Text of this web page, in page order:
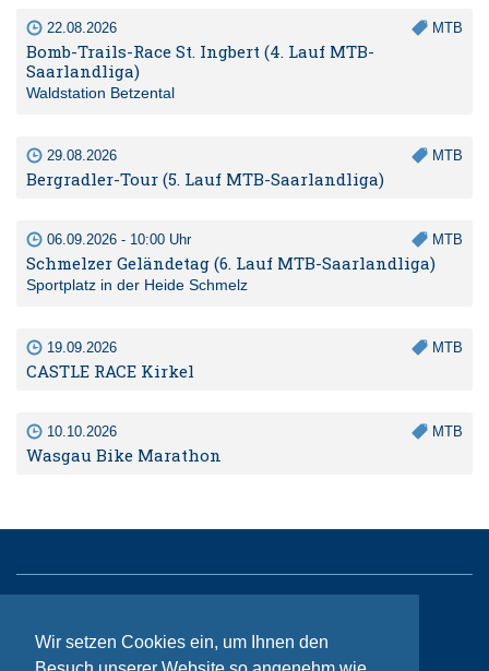
Wir setzen Cookies ein, um Ihnen den
22.08.2026 MTB
Bomb-Trails-Race St. Ingbert (4. Lauf MTB-
Saarlandliga)
Waldstation Betzental
29.08.2026 MTB
Bergradler-Tour (5. Lauf MTB-Saarlandliga)
06.09.2026 - 10:00 Uhr MTB
Schmelzer Geländetag (6. Lauf MTB-Saarlandliga)
Sportplatz in der Heide Schmelz
19.09.2026 MTB
CASTLE RACE Kirkel
10.10.2026 MTB
Wasgau Bike Marathon